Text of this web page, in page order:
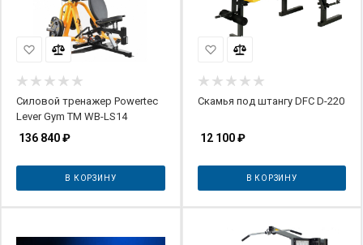
Силовой тренажер Powertec
Lever Gym TM WB-LS14
136 840₽
В КОРЗИНУ
Скамья под штангу DFC D-220
12 100₽
В КОРЗИНУ